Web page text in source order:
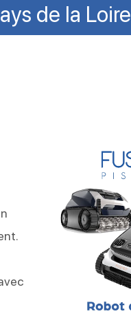
de la Loire